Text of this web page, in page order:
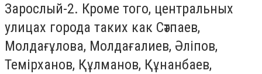
Зарослый-2. Кроме того, центральных
улицах города таких как Сәтпаев,
Молдағұлова, Молдағалиев, Әліпов,
Темірханов, Құлманов, Құнанбаев,